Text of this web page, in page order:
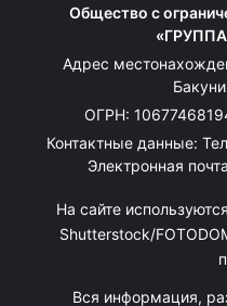
Общество с
Адрес
ОГРН:
Контактные данные:
Электронная
На сайте
Shutterstock/
Вся информация,